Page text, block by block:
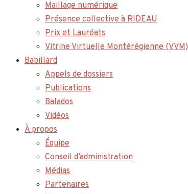
Maillage numérique
Présence collective à RIDEAU
Prix et Lauréats
Vitrine Virtuelle Montérégienne (VVM)
Babillard
Appels de dossiers
Publications
Balados
Vidéos
À propos
Équipe
Conseil d’administration
Médias
Partenaires